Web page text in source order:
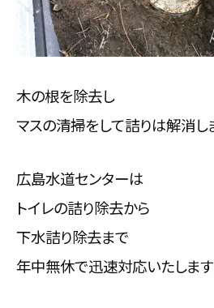
木の根を除去し
マスの清掃をして詰りは解消
広島水道センターは
トイレの詰り除去から
下水詰り除去まで
年中無休で迅速対応いたしま